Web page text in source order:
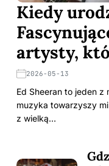
Kiedy
artysty,
2026-05-13
Ed Sheeran to jeden
muzyka towarzyszy
z wielką…